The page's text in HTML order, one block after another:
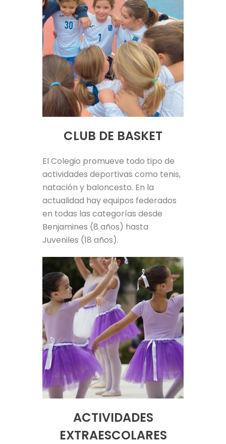
CLUB DE BASKET
El Colegio promueve todo tipo de
actividades deportivas como tenis,
natación y baloncesto. En la
actualidad hay equipos federados
en todas las categorías desde
Benjamines (8 años) hasta
Juveniles (18 años).
ACTIVIDADES
EXTRAESCOLARES